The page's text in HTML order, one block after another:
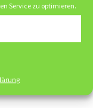
Service zu optimieren.